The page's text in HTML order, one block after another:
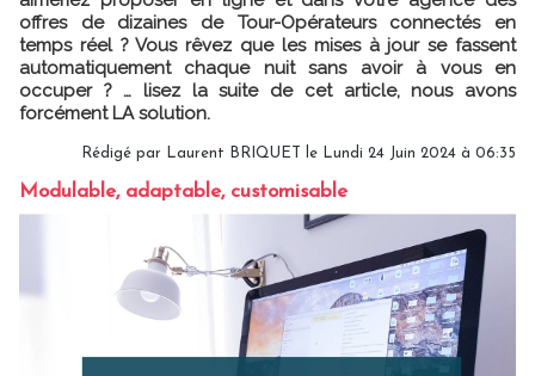
offres de dizaines de Tour-Opérateurs connectés en
temps réel ? Vous rêvez que les mises à jour se fassent
automatiquement chaque nuit sans avoir à vous en
occuper ? … lisez la suite de cet article, nous avons
forcément LA solution.
Rédigé par Laurent BRIQUET le Lundi 24 Juin 2024 à 06:35
Modulable, adaptable, customisable